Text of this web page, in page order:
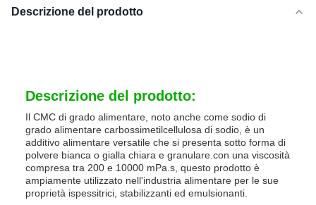
Descrizione del prodotto
Descrizione del prodotto:
Il CMC di grado alimentare, noto anche come sodio di
grado alimentare carbossimetilcellulosa di sodio, è un
additivo alimentare versatile che si presenta sotto forma di
polvere bianca o gialla chiara e granulare.con una viscosità
compresa tra 200 e 10000 mPa.s, questo prodotto è
ampiamente utilizzato nell'industria alimentare per le sue
proprietà ispessitrici, stabilizzanti ed emulsionanti.